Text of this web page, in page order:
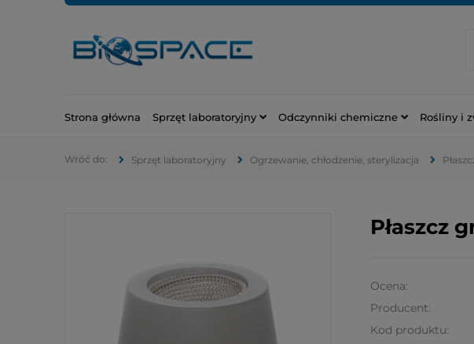
Strona główna Sprzęt laboratoryjny Odczynniki chemiczne Rośliny i
Sprzęt laboratoryjny Ogrzewanie, chłodzenie, sterylizacja
Płaszcz
Ocena:
Producent:
Kod produktu: